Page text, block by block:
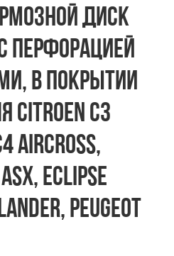
ДИСК
С ПЕРФОРАЦИЕЙ
В ПОКРЫТИИ
CITROEN C3
AIRCROSS,
ECLIPSE
PEUGEOT